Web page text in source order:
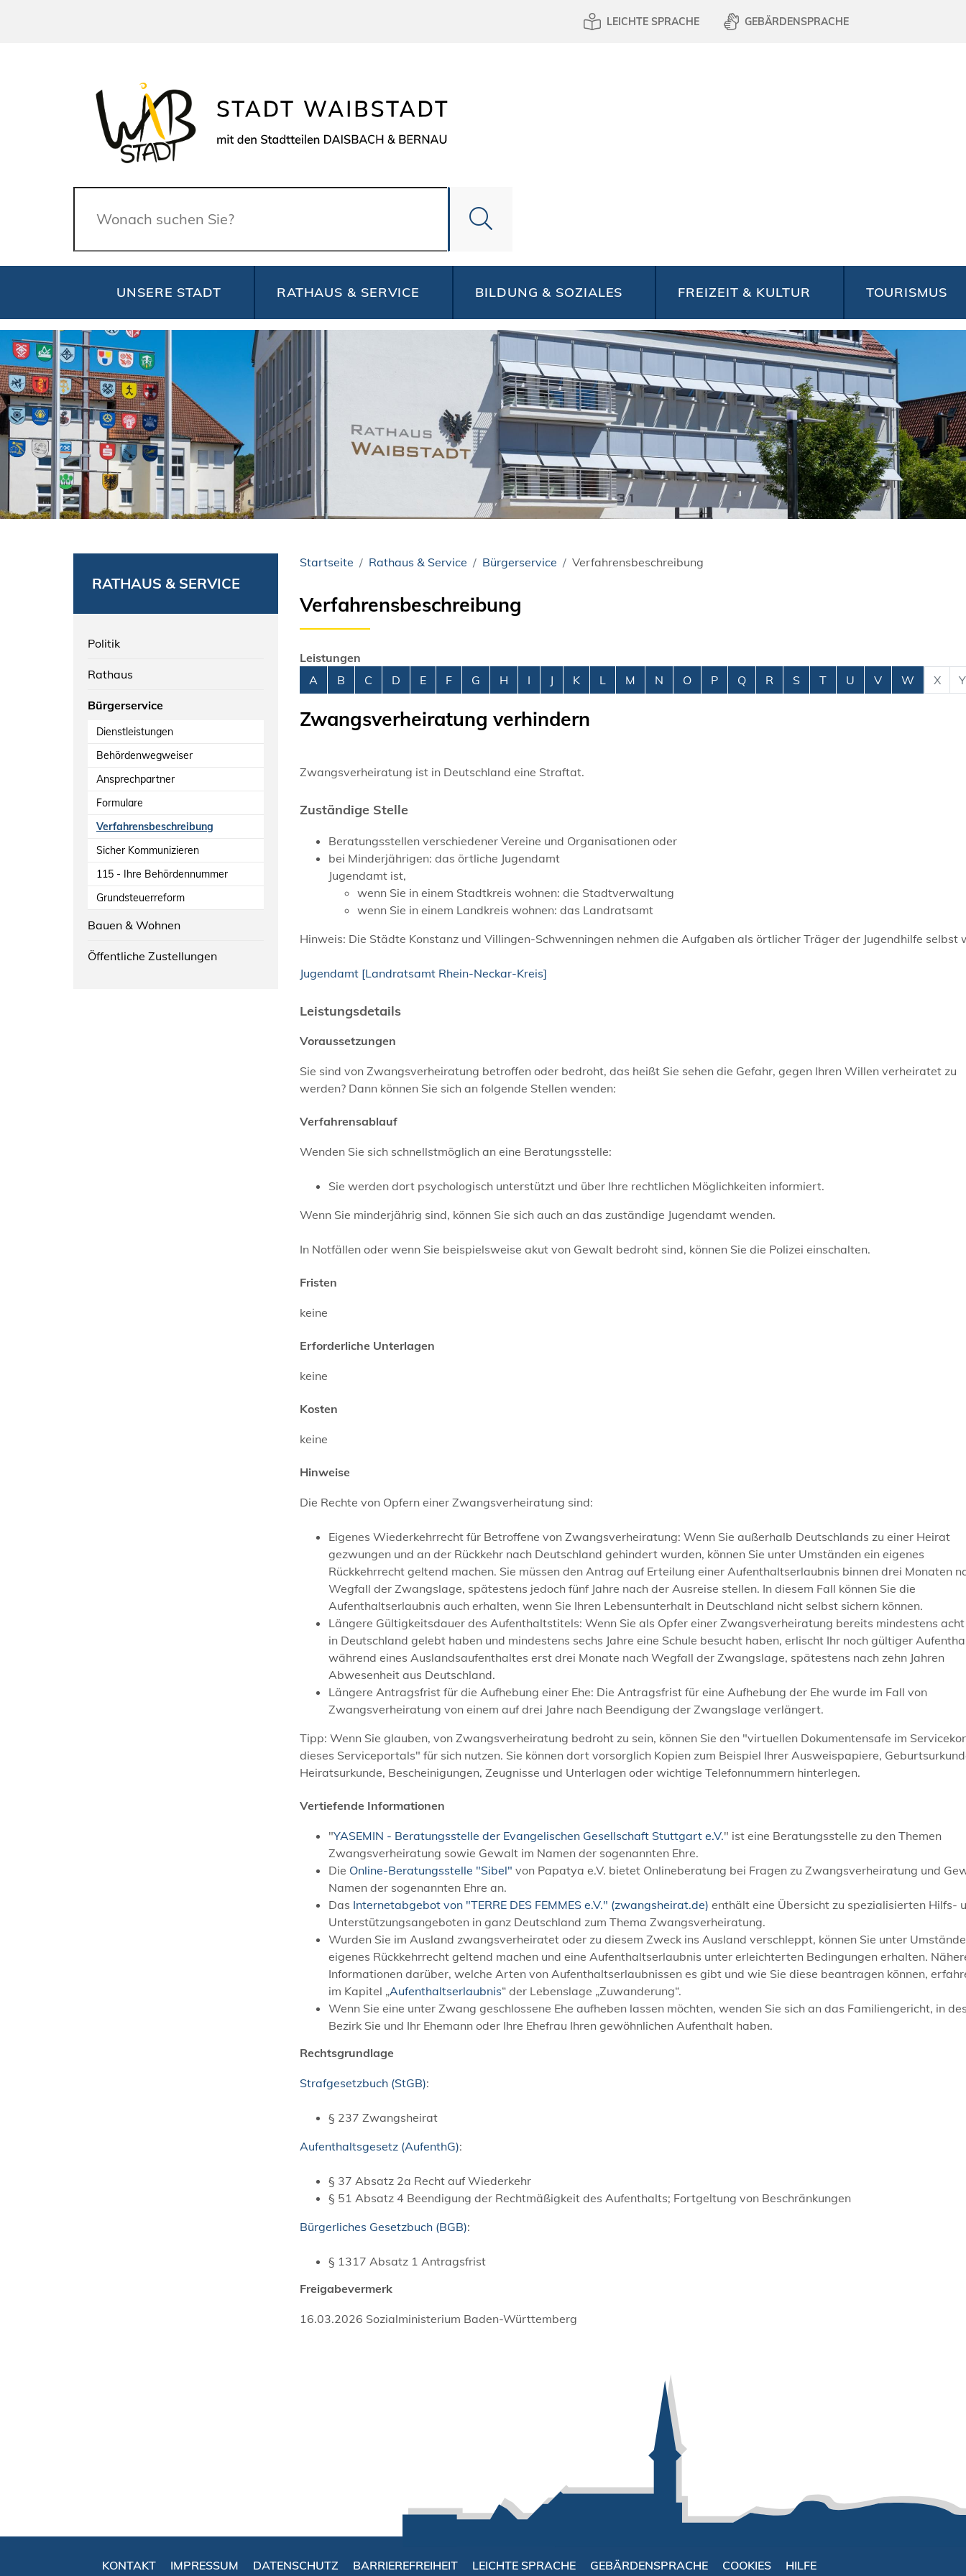
LEICHTE SPRACHE GEBÄRDENSPRACHE
Suche
UNSERE STADT RATHAUS & SERVICE BILDUNG & SOZIALES FREIZEIT & KULTUR TOURISMUS
RATHAUS & SERVICE
Politik
Rathaus
Bürgerservice
Dienstleistungen
Behördenwegweiser
Ansprechpartner
Formulare
Verfahrensbeschreibung
Sicher Kommunizieren
115 - Ihre Behördennummer
Grundsteuerreform
Bauen & Wohnen
Öffentliche Zustellungen
Startseite Rathaus & Service Bürgerservice Verfahrensbeschreibung
Verfahrensbeschreibung
Leistungen
Alphabetisches Register überspringen
A B C D E F G H I J K L M N O P Q R S T U V W X Y
Zwangsverheiratung verhindern
Zwangsverheiratung ist in Deutschland eine Straftat.
Zuständige Stelle
Beratungsstellen verschiedener Vereine und Organisationen oder
bei Minderjährigen: das örtliche Jugendamt
Jugendamt ist,
wenn Sie in einem Stadtkreis wohnen: die Stadtverwaltung
wenn Sie in einem Landkreis wohnen: das Landratsamt
Hinweis: Die Städte Konstanz und Villingen-Schwenningen nehmen die Aufgaben als örtlicher Träger der Jugendhilfe selbst
Jugendamt [Landratsamt Rhein-Neckar-Kreis]
Leistungsdetails
Voraussetzungen
Sie sind von Zwangsverheiratung betroffen oder bedroht, das heißt Sie sehen die Gefahr, gegen Ihren Willen verheiratet zu
werden? Dann können Sie sich an folgende Stellen wenden:
Verfahrensablauf
Wenden Sie sich schnellstmöglich an eine Beratungsstelle:
Sie werden dort psychologisch unterstützt und über Ihre rechtlichen Möglichkeiten informiert.
Wenn Sie minderjährig sind, können Sie sich auch an das zuständige Jugendamt wenden.
In Notfällen oder wenn Sie beispielsweise akut von Gewalt bedroht sind, können Sie die Polizei einschalten.
Fristen
keine
Erforderliche Unterlagen
keine
Kosten
keine
Hinweise
Die Rechte von Opfern einer Zwangsverheiratung sind:
Eigenes Wiederkehrrecht für Betroffene von Zwangsverheiratung: Wenn Sie außerhalb Deutschlands zu einer Heirat
gezwungen und an der Rückkehr nach Deutschland gehindert wurden, können Sie unter Umständen ein eigenes
Rückkehrrecht geltend machen. Sie müssen den Antrag auf Erteilung einer Aufenthaltserlaubnis binnen drei Monaten
Wegfall der Zwangslage, spätestens jedoch fünf Jahre nach der Ausreise stellen. In diesem Fall können Sie die
Aufenthaltserlaubnis auch erhalten, wenn Sie Ihren Lebensunterhalt in Deutschland nicht selbst sichern können.
Längere Gültigkeitsdauer des Aufenthaltstitels: Wenn Sie als Opfer einer Zwangsverheiratung bereits mindestens acht
in Deutschland gelebt haben und mindestens sechs Jahre eine Schule besucht haben, erlischt Ihr noch gültiger
während eines Auslandsaufenthaltes erst drei Monate nach Wegfall der Zwangslage, spätestens nach zehn Jahren
Abwesenheit aus Deutschland.
Längere Antragsfrist für die Aufhebung einer Ehe: Die Antragsfrist für eine Aufhebung der Ehe wurde im Fall von
Zwangsverheiratung von einem auf drei Jahre nach Beendigung der Zwangslage verlängert.
Tipp: Wenn Sie glauben, von Zwangsverheiratung bedroht zu sein, können Sie den "virtuellen Dokumentensafe im
dieses Serviceportals" für sich nutzen. Sie können dort vorsorglich Kopien zum Beispiel Ihrer Ausweispapiere,
Heiratsurkunde, Bescheinigungen, Zeugnisse und Unterlagen oder wichtige Telefonnummern hinterlegen.
Vertiefende Informationen
"YASEMIN - Beratungsstelle der Evangelischen Gesellschaft Stuttgart e.V." ist eine Beratungsstelle zu den Themen
Zwangsverheiratung sowie Gewalt im Namen der sogenannten Ehre.
Die Online-Beratungsstelle "Sibel" von Papatya e.V. bietet Onlineberatung bei Fragen zu Zwangsverheiratung und
Namen der sogenannten Ehre an.
Das Internetabgebot von "TERRE DES FEMMES e.V." (zwangsheirat.de) enthält eine Übersicht zu spezialisierten Hilfs-
Unterstützungsangeboten in ganz Deutschland zum Thema Zwangsverheiratung.
Wurden Sie im Ausland zwangsverheiratet oder zu diesem Zweck ins Ausland verschleppt, können Sie unter
eigenes Rückkehrrecht geltend machen und eine Aufenthaltserlaubnis unter erleichterten Bedingungen erhalten.
Informationen darüber, welche Arten von Aufenthaltserlaubnissen es gibt und wie Sie diese beantragen können,
im Kapitel „Aufenthaltserlaubnis“ der Lebenslage „Zuwanderung“.
Wenn Sie eine unter Zwang geschlossene Ehe aufheben lassen möchten, wenden Sie sich an das Familiengericht, in
Bezirk Sie und Ihr Ehemann oder Ihre Ehefrau Ihren gewöhnlichen Aufenthalt haben.
Rechtsgrundlage
Strafgesetzbuch (StGB):
§ 237 Zwangsheirat
Aufenthaltsgesetz (AufenthG):
§ 37 Absatz 2a Recht auf Wiederkehr
§ 51 Absatz 4 Beendigung der Rechtmäßigkeit des Aufenthalts; Fortgeltung von Beschränkungen
Bürgerliches Gesetzbuch (BGB):
§ 1317 Absatz 1 Antragsfrist
Freigabevermerk
16.03.2026 Sozialministerium Baden-Württemberg
KONTAKT IMPRESSUM DATENSCHUTZ BARRIEREFREIHEIT LEICHTE SPRACHE GEBÄRDENSPRACHE COOKIES HILFE